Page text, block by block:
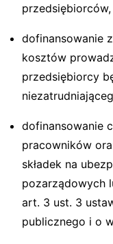
przedsiębiorców,
dofinansowanie
kosztów
przedsiębiorcy
dofinansowanie
pracowników
składek na
pozarządowych
art. 3 ust. 3
publicznego i o